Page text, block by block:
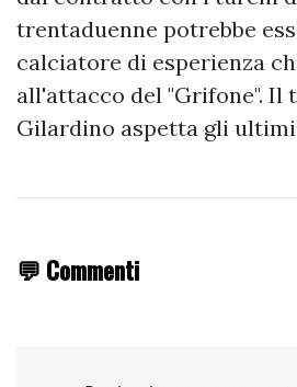
trentaduenne potrebbe
calciatore di esperienza
all'attacco del "Grifone". Il
Gilardino aspetta gli
💬 Commenti